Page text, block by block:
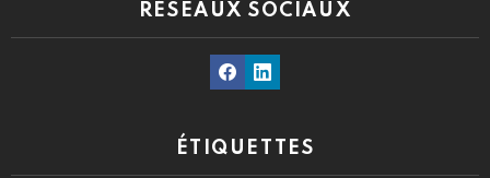
RÉSEAUX SOCIAUX
FacebookLinkedin
ÉTIQUETTES